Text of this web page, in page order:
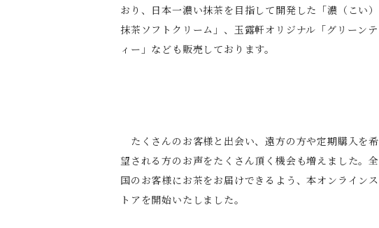
おり、日本一濃い抹茶を目指して開発した「濃（こい）
抹茶ソフトクリーム」、玉露軒オリジナル「グリーンテ
ィー」なども販売しております。
たくさんのお客様と出会い、遠方の方や定期購入を希
望される方のお声をたくさん頂く機会も増えました。全
国のお客様にお茶をお届けできるよう、本オンラインス
トアを開始いたしました。